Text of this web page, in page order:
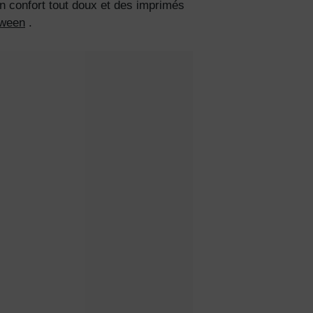
confort tout doux et des imprimés
.
de